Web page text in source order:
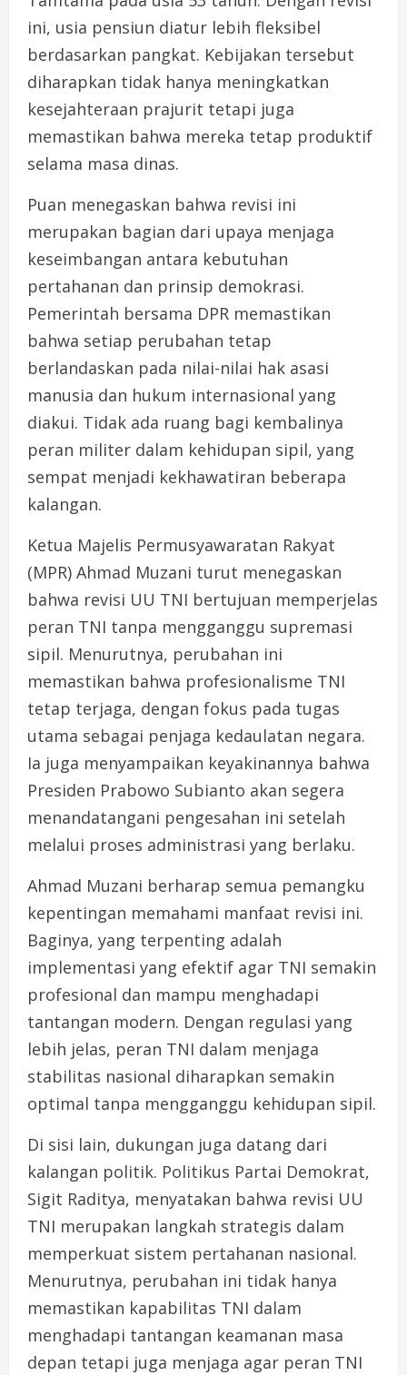
ini, usia pensiun diatur lebih fleksibel
berdasarkan pangkat. Kebijakan tersebut
diharapkan tidak hanya meningkatkan
kesejahteraan prajurit tetapi juga
memastikan bahwa mereka tetap produktif
selama masa dinas.
Puan menegaskan bahwa revisi ini
merupakan bagian dari upaya menjaga
keseimbangan antara kebutuhan
pertahanan dan prinsip demokrasi.
Pemerintah bersama DPR memastikan
bahwa setiap perubahan tetap
berlandaskan pada nilai-nilai hak asasi
manusia dan hukum internasional yang
diakui. Tidak ada ruang bagi kembalinya
peran militer dalam kehidupan sipil, yang
sempat menjadi kekhawatiran beberapa
kalangan.
Ketua Majelis Permusyawaratan Rakyat
(MPR) Ahmad Muzani turut menegaskan
bahwa revisi UU TNI bertujuan memperjelas
peran TNI tanpa mengganggu supremasi
sipil. Menurutnya, perubahan ini
memastikan bahwa profesionalisme TNI
tetap terjaga, dengan fokus pada tugas
utama sebagai penjaga kedaulatan negara.
Ia juga menyampaikan keyakinannya bahwa
Presiden Prabowo Subianto akan segera
menandatangani pengesahan ini setelah
melalui proses administrasi yang berlaku.
Ahmad Muzani berharap semua pemangku
kepentingan memahami manfaat revisi ini.
Baginya, yang terpenting adalah
implementasi yang efektif agar TNI semakin
profesional dan mampu menghadapi
tantangan modern. Dengan regulasi yang
lebih jelas, peran TNI dalam menjaga
stabilitas nasional diharapkan semakin
optimal tanpa mengganggu kehidupan sipil.
Di sisi lain, dukungan juga datang dari
kalangan politik. Politikus Partai Demokrat,
Sigit Raditya, menyatakan bahwa revisi UU
TNI merupakan langkah strategis dalam
memperkuat sistem pertahanan nasional.
Menurutnya, perubahan ini tidak hanya
memastikan kapabilitas TNI dalam
menghadapi tantangan keamanan masa
depan tetapi juga menjaga agar peran TNI